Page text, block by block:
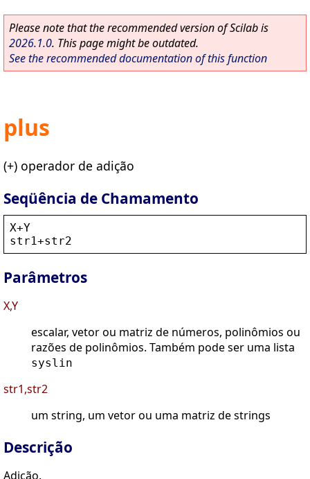
Please note that the recommended version of Scilab is
2026.1.0. This page might be outdated.
See the recommended documentation of this function
plus
(+) operador de adição
Seqüência de Chamamento
X+Y
str1+str2
Parâmetros
X,Y
escalar, vetor ou matriz de números, polinômios ou
razões de polinômios. Também pode ser uma lista
syslin
str1,str2
um string, um vetor ou uma matriz de strings
Descrição
Adição.